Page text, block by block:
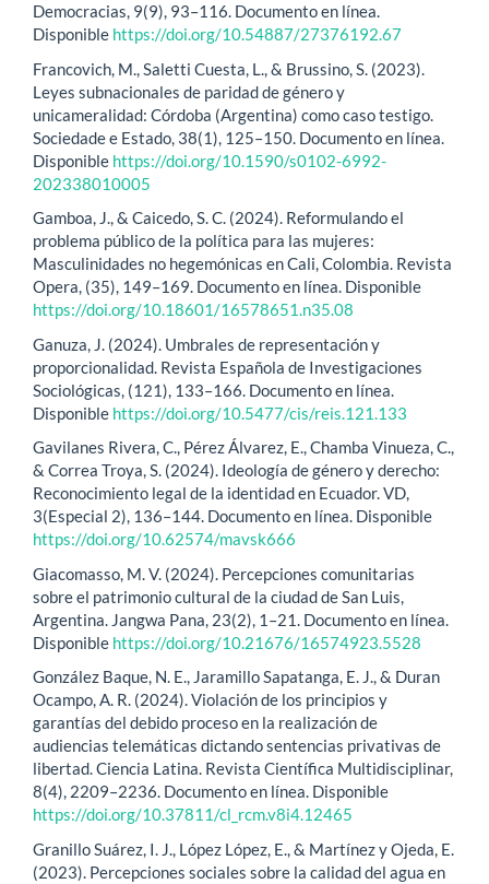
Democracias, 9(9), 93–116. Documento en línea.
Disponible https://doi.org/10.54887/27376192.67
Francovich, M., Saletti Cuesta, L., & Brussino, S. (2023).
Leyes subnacionales de paridad de género y
unicameralidad: Córdoba (Argentina) como caso testigo.
Sociedade e Estado, 38(1), 125–150. Documento en línea.
Disponible https://doi.org/10.1590/s0102-6992-
202338010005
Gamboa, J., & Caicedo, S. C. (2024). Reformulando el
problema público de la política para las mujeres:
Masculinidades no hegemónicas en Cali, Colombia. Revista
Opera, (35), 149–169. Documento en línea. Disponible
https://doi.org/10.18601/16578651.n35.08
Ganuza, J. (2024). Umbrales de representación y
proporcionalidad. Revista Española de Investigaciones
Sociológicas, (121), 133–166. Documento en línea.
Disponible https://doi.org/10.5477/cis/reis.121.133
Gavilanes Rivera, C., Pérez Álvarez, E., Chamba Vinueza, C.,
& Correa Troya, S. (2024). Ideología de género y derecho:
Reconocimiento legal de la identidad en Ecuador. VD,
3(Especial 2), 136–144. Documento en línea. Disponible
https://doi.org/10.62574/mavsk666
Giacomasso, M. V. (2024). Percepciones comunitarias
sobre el patrimonio cultural de la ciudad de San Luis,
Argentina. Jangwa Pana, 23(2), 1–21. Documento en línea.
Disponible https://doi.org/10.21676/16574923.5528
González Baque, N. E., Jaramillo Sapatanga, E. J., & Duran
Ocampo, A. R. (2024). Violación de los principios y
garantías del debido proceso en la realización de
audiencias telemáticas dictando sentencias privativas de
libertad. Ciencia Latina. Revista Científica Multidisciplinar,
8(4), 2209–2236. Documento en línea. Disponible
https://doi.org/10.37811/cl_rcm.v8i4.12465
Granillo Suárez, I. J., López López, E., & Martínez y Ojeda, E.
(2023). Percepciones sociales sobre la calidad del agua en